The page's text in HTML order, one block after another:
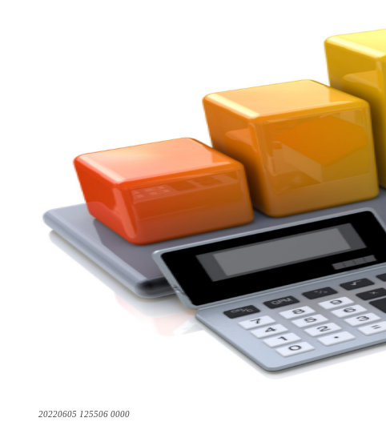
20220605 125506 0000